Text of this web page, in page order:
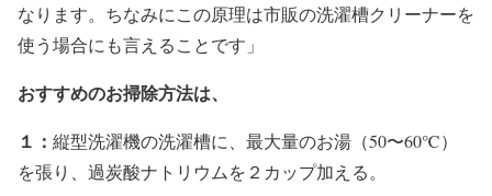
なります。ちなみにこの原理は市販の洗濯槽クリーナーを
使う場合にも言えることです」
おすすめのお掃除方法は、
１： 縦型洗濯機の洗濯槽に、最大量のお湯（50〜60℃）
を張り、過炭酸ナトリウムを２カップ加える。